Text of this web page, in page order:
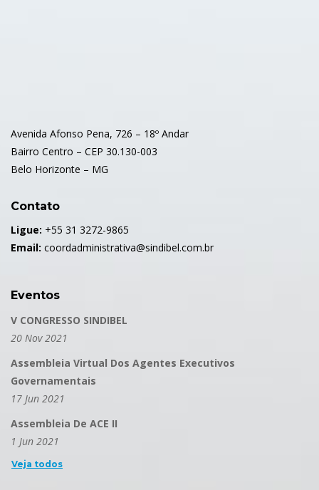
Avenida Afonso Pena, 726 – 18º Andar
Bairro Centro – CEP 30.130-003
Belo Horizonte – MG
Contato
Ligue: +55 31 3272-9865
Email: coordadministrativa@sindibel.com.br
Eventos
V CONGRESSO SINDIBEL
20 Nov 2021
Assembleia Virtual Dos Agentes Executivos
Governamentais
17 Jun 2021
Assembleia De ACE II
1 Jun 2021
Veja todos